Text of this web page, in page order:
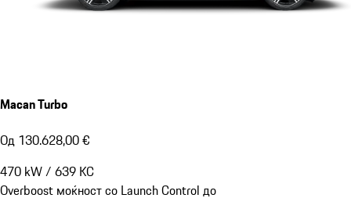
Macan Turbo
Од 130.628,00 €
470 kW/ 639 КС
Overboost моќност со Launch Control до